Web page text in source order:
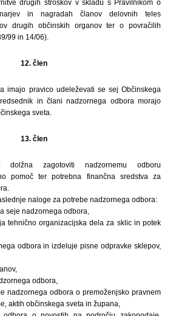
drugih stroškov v skladu s Pravilnikom o
in nagradah članov delovnih teles
drugih občinskih organov ter o povračilih
99 in 14/06).
12. člen
imajo pravico udeleževati se sej Občinskega
in člani nadzornega odbora morajo
sveta.
13. člen
zagotoviti nadzornemu odboru
pomoč ter potrebna finančna sredstva za
naloge za potrebe nadzornega odbora:
seje nadzornega odbora,
tehnično organizacijska dela za sklic in potek
odbora in izdeluje pisne odpravke sklepov,
odbora,
nadzornega odbora o premoženjsko pravnem
aktih občinskega sveta in župana,